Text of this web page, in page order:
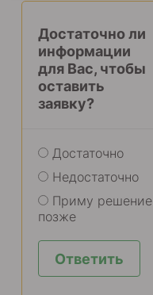
Достаточно ли
информации
для Вас, чтобы
оставить
заявку?
Достаточно
Недостаточно
Приму решение
позже
Ответить